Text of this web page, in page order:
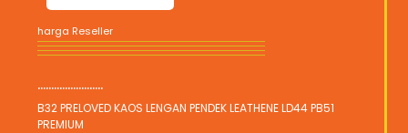
harga Reseller
........................
B32 PRELOVED KAOS LENGAN PENDEK LEATHENE LD44 PB51
PREMIUM